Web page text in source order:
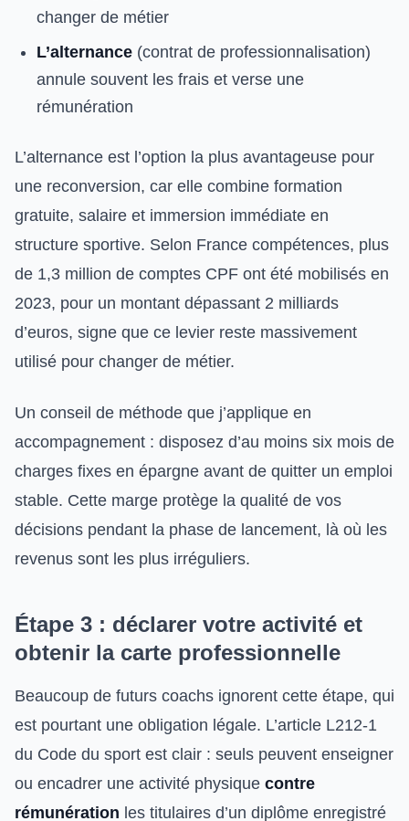
changer de métier
L’alternance (contrat de professionnalisation)
annule souvent les frais et verse une
rémunération
L’alternance est l’option la plus avantageuse pour
une reconversion, car elle combine formation
gratuite, salaire et immersion immédiate en
structure sportive. Selon France compétences, plus
de 1,3 million de comptes CPF ont été mobilisés en
2023, pour un montant dépassant 2 milliards
d’euros, signe que ce levier reste massivement
utilisé pour changer de métier.
Un conseil de méthode que j’applique en
accompagnement : disposez d’au moins six mois de
charges fixes en épargne avant de quitter un emploi
stable. Cette marge protège la qualité de vos
décisions pendant la phase de lancement, là où les
revenus sont les plus irréguliers.
Étape 3 : déclarer votre activité et
obtenir la carte professionnelle
Beaucoup de futurs coachs ignorent cette étape, qui
est pourtant une obligation légale. L’article L212-1
du Code du sport est clair : seuls peuvent enseigner
ou encadrer une activité physique contre
rémunération les titulaires d’un diplôme enregistré